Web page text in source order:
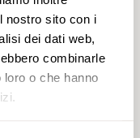
nostro sito con i
dei dati web,
combinarle
o che hanno
So
und weite
alte
zusätzlich
wir zurück